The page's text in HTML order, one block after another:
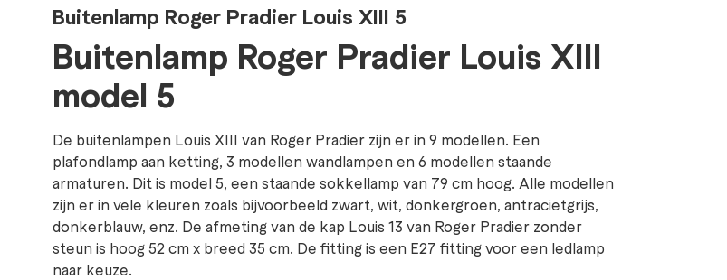
Buitenlamp Roger Pradier Louis XIII 5
Buitenlamp Roger Pradier Louis XIII
model 5
De buitenlampen Louis XIII van Roger Pradier zijn er in 9 modellen. Een
plafondlamp aan ketting, 3 modellen wandlampen en 6 modellen staande
armaturen. Dit is model 5, een staande sokkellamp van 79 cm hoog. Alle modellen
zijn er in vele kleuren zoals bijvoorbeeld zwart, wit, donkergroen, antracietgrijs,
donkerblauw, enz. De afmeting van de kap Louis 13 van Roger Pradier zonder
steun is hoog 52 cm x breed 35 cm. De fitting is een E27 fitting voor een ledlamp
naar keuze.